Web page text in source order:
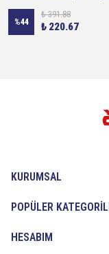
%44
₺ 391.88
₺ 220.67
KURUMSAL
POPÜLER
HESABIM